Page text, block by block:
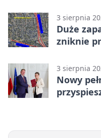
3 sierpnia
Duże
zniknie
3 sierpnia
Nowy